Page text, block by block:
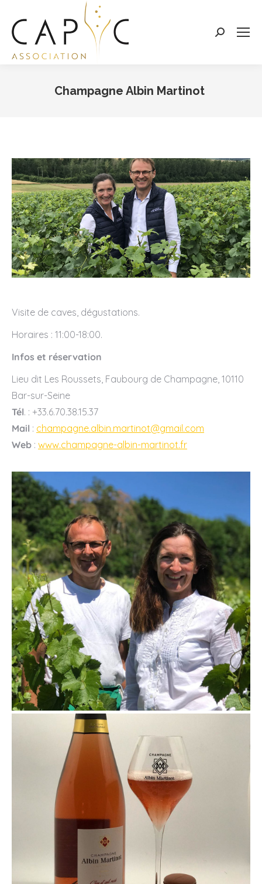
Search:
Champagne Albin Martinot
Visite de caves, dégustations.
Horaires : 11:00-18:00.
Infos et réservation
Lieu dit Les Roussets, Faubourg de Champagne, 10110
Bar-sur-Seine
Tél. : +33.6.70.38.15.37
Mail : champagne.albin.martinot@gmail.com
Web : www.champagne-albin-martinot.fr